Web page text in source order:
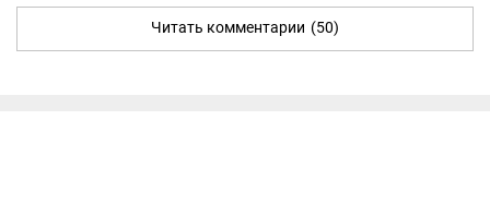
Читать комментарии (50)